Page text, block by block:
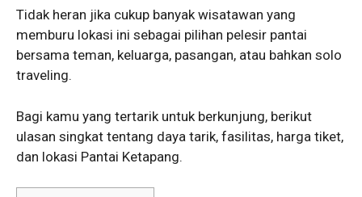
Tidak heran jika cukup banyak wisatawan yang
memburu lokasi ini sebagai pilihan pelesir pantai
bersama teman, keluarga, pasangan, atau bahkan solo
traveling.
Bagi kamu yang tertarik untuk berkunjung, berikut
ulasan singkat tentang daya tarik, fasilitas, harga tiket,
dan lokasi Pantai Ketapang.